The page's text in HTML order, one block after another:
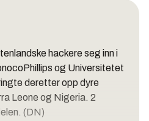
hackere seg inn i
og Universitetet
deretter opp dyre
Leone og Nigeria. 2
(DN)